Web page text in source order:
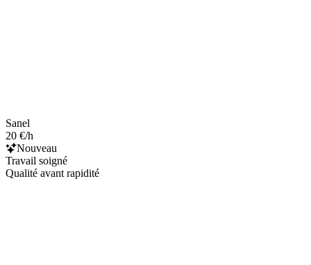
Sanel
20 €/h
Nouveau
Travail soigné
Qualité avant rapidité